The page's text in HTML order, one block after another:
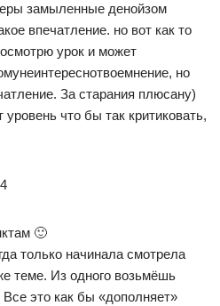
замыленные денойзом
впечатление. но вот как то
урок и может
но
За старания плюсану)
что бы так критиковать,
🙂
только начинала смотрела
теме. Из одного возьмёшь
это как бы «дополняет»